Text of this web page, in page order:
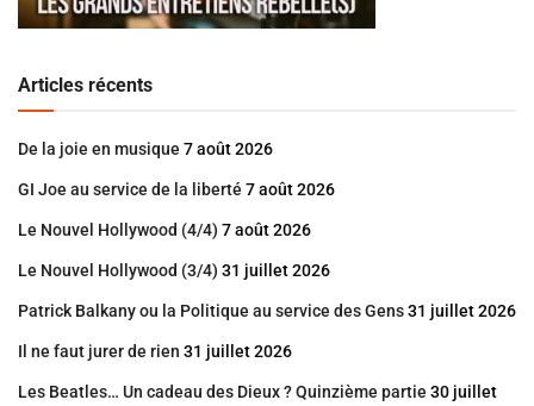
Articles récents
De la joie en musique 7 août 2026
GI Joe au service de la liberté 7 août 2026
Le Nouvel Hollywood (4/4) 7 août 2026
Le Nouvel Hollywood (3/4) 31 juillet 2026
Patrick Balkany ou la Politique au service des Gens31 juillet 2026
Il ne faut jurer de rien 31 juillet 2026
Les Beatles… Un cadeau des Dieux ? Quinzième partie 30 juillet